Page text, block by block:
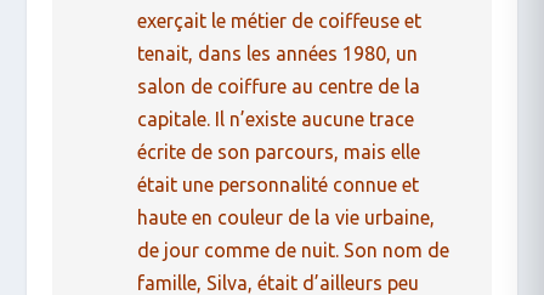
exerçait le métier de coiffeuse et
tenait, dans les années 1980, un
salon de coiffure au centre de la
capitale. Il n’existe aucune trace
écrite de son parcours, mais elle
était une personnalité connue et
haute en couleur de la vie urbaine,
de jour comme de nuit. Son nom de
famille, Silva, était d’ailleurs peu